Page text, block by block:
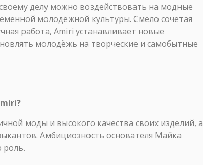
делу можно воздействовать на модные
молодёжной культуры. Смело сочетая
работа, Amiri устанавливает новые
молодёжь на творческие и самобытные
моды и высокого качества своих изделий, а
Амбициозность основателя Майка
роль.